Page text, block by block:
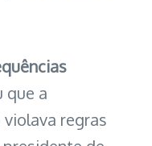
que a
regras